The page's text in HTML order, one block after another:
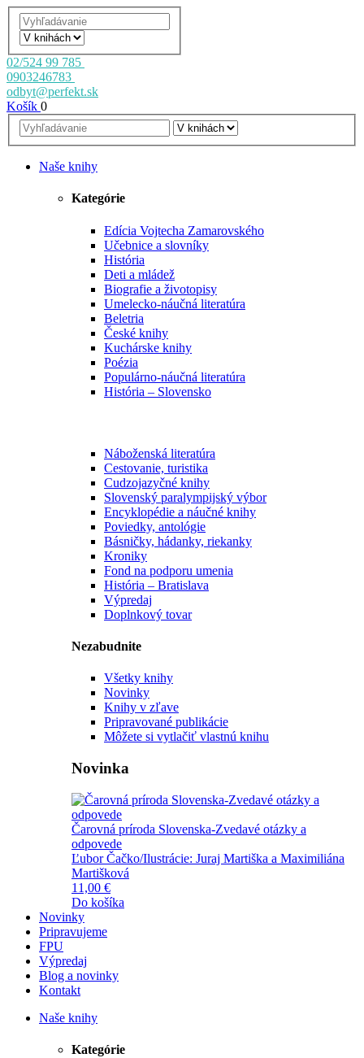
02/524 99 785
0903246783
odbyt@perfekt.sk
Košík 0
Naše knihy
Kategórie
Edícia Vojtecha Zamarovského
Učebnice a slovníky
História
Deti a mládež
Biografie a životopisy
Umelecko-náučná literatúra
Beletria
České knihy
Kuchárske knihy
Poézia
Populárno-náučná literatúra
História – Slovensko
Náboženská literatúra
Cestovanie, turistika
Cudzojazyčné knihy
Slovenský paralympijský výbor
Encyklopédie a náučné knihy
Poviedky, antológie
Básničky, hádanky, riekanky
Kroniky
Fond na podporu umenia
História – Bratislava
Výpredaj
Doplnkový tovar
Nezabudnite
Všetky knihy
Novinky
Knihy v zľave
Pripravované publikácie
Môžete si vytlačiť vlastnú knihu
Novinka
Čarovná príroda Slovenska-Zvedavé otázky a
odpovede
Ľubor Čačko/Ilustrácie: Juraj Martiška a Maximiliána
Martišková
11,00 €
Do košíka
Novinky
Pripravujeme
FPU
Výpredaj
Blog a novinky
Kontakt
Naše knihy
Kategórie